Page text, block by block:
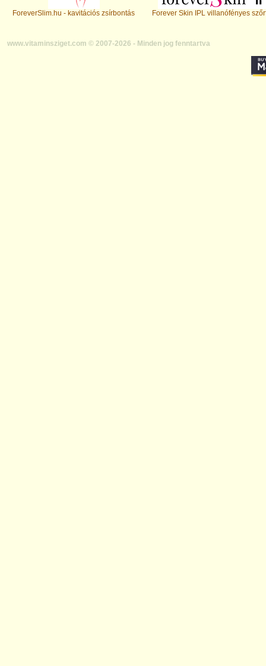
ForeverSlim.hu - kavitációs zsírbontás Forever Skin IPL villanófényes
www.vitaminsziget.com © 2007-2026 - Minden jog fenntartva